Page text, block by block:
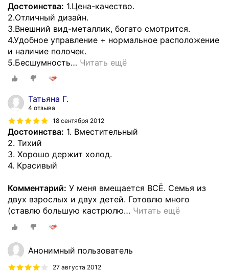
Достоинства: 1.Цена-качество.
2.Отличный дизайн.
3.Внешний вид-металлик, богато смотрится.
4.Удобное управление + нормальное расположение
и наличие полочек.
5.Бесшумность… Читать ещё
Татьяна Г.
4 отзыва
18 сентября 2012
Достоинства: 1. Вместительный
2. Тихий
3. Хорошо держит холод.
4. Красивый
Комментарий: У меня вмещается ВСЁ. Семья из
двух взрослых и двух детей. Готовлю много
(ставлю большую кастрюлю… Читать ещё
Анонимный пользователь
27 августа 2012